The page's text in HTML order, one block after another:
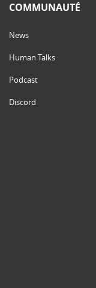
COMMUNAUTÉ
News
Human Talks
Podcast
Discord